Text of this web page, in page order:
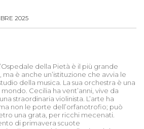
2025
della Pietà è il più grande
è anche un’istituzione che avvia le
della musica. La sua orchestra è una
Cecilia ha vent’anni, vive da
straordinaria violinista. L’arte ha
non le porte dell’orfanotrofio; può
una grata, per ricchi mecenati.
di primavera scuote